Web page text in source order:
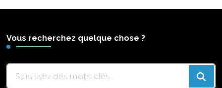
Vous recherchez quelque chose ?
recherchiez